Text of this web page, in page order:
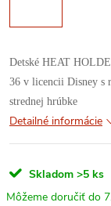
Detské HEAT
36 v licencii Disney s
strednej hrúbke
Detailné informácie
Skladom >5 ks